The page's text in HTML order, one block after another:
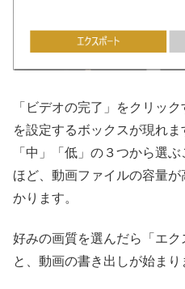
「ビデオの完了」をクリッ
を設定するボックスが現れま
「中」「低」の３つから選
ほど、動画ファイルの容量
かります。
好みの画質を選んだら「エ
と、動画の書き出しが始まり